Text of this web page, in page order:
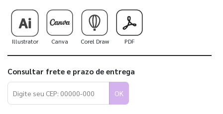
Illustrator Canva Corel Draw PDF
Consultar frete e prazo de entrega
OK